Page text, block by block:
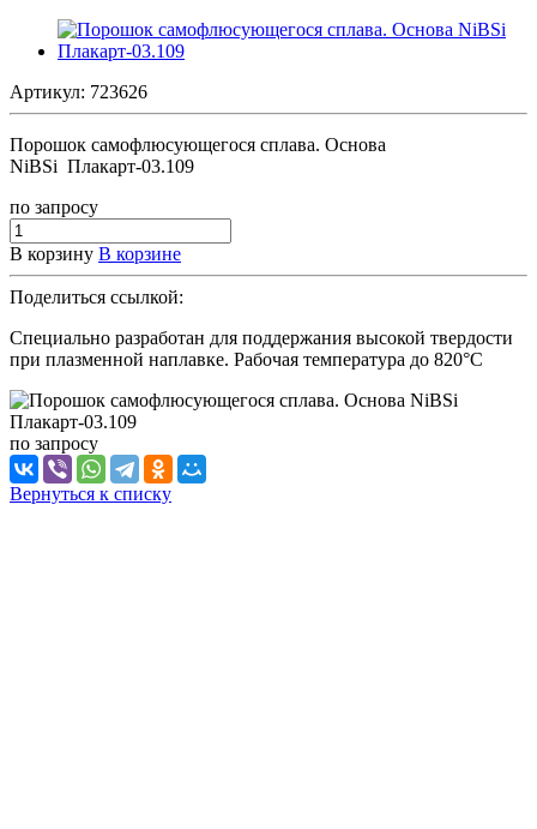
Артикул: 723626
Порошок самофлюсующегося сплава. Основа
NiBSi Плакарт-03.109
по запросу
В корзину В корзине
Поделиться ссылкой:
Специально разработан для поддержания высокой твердости
при плазменной наплавке. Рабочая температура до 820°С
по запросу
Вернуться к списку